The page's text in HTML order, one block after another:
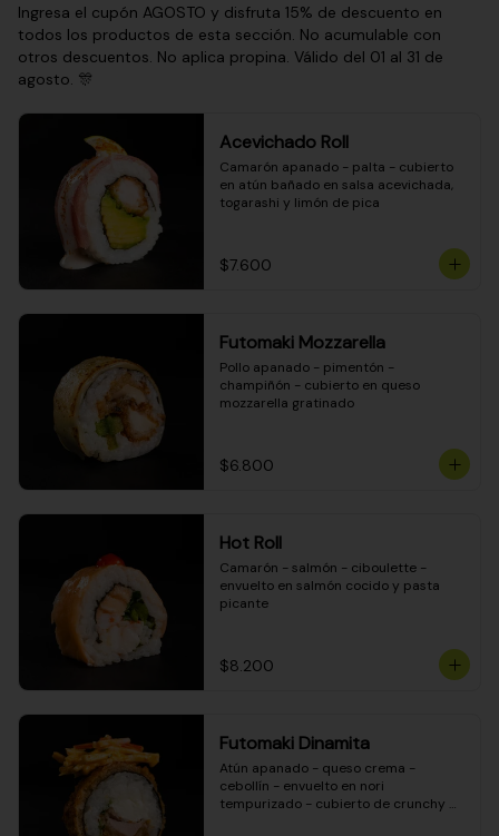
Ingresa el cupón AGOSTO y disfruta 15% de descuento en
todos los productos de esta sección. No acumulable con
otros descuentos. No aplica propina. Válido del 01 al 31 de
agosto. 🎊
Acevichado Roll
Camarón apanado - palta - cubierto
en atún bañado en salsa acevichada,
togarashi y limón de pica
$7.600
Futomaki Mozzarella
Pollo apanado - pimentón -
champiñón - cubierto en queso
mozzarella gratinado
$6.800
Hot Roll
Camarón - salmón - ciboulette -
envuelto en salmón cocido y pasta
picante
$8.200
Futomaki Dinamita
Atún apanado - queso crema -
cebollín - envuelto en nori
tempurizado - cubierto de crunchy